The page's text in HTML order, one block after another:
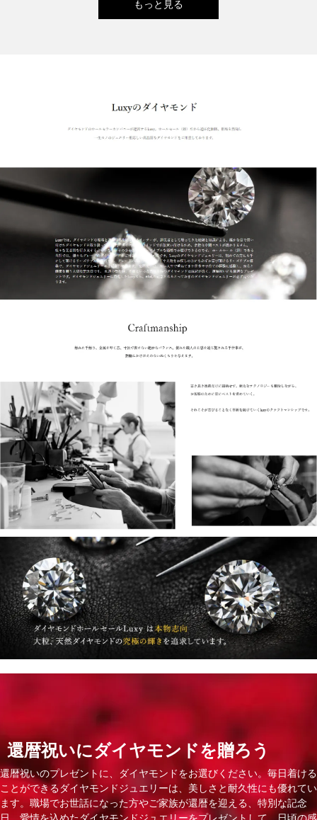
もっと見る
還暦祝いにダイヤモンドを贈ろう
還暦祝いのプレゼントに、ダイヤモンドをお選びください。毎日着ける
ことができるダイヤモンドジュエリーは、美しさと耐久性にも優れてい
ます。職場でお世話になった方やご家族が還暦を迎える、特別な記念